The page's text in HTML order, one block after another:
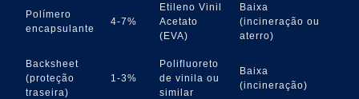
Polímero
encapsulante
4-7%
Etileno Vinil
Acetato
(EVA)
Baixa
(incineração ou
aterro)
Backsheet
(proteção
traseira)
1-3%
Polifluoreto
de vinila ou
similar
Baixa
(incineração)